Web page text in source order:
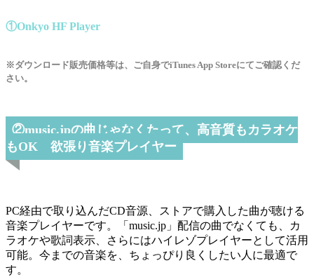
①Onkyo HF Player
※ダウンロード販売価格等は、ご自身でiTunes App Storeにてご確認くだ
さい。
②music.jpの曲じゃなくたって、高音質もカラオケ
もOK 欲張り音楽プレイヤー
PC経由で取り込んだCD音源、ストアで購入した曲が聴ける
音楽プレイヤーです。「music.jp」配信の曲でなくても、カ
ラオケや歌詞表示、さらにはハイレゾプレイヤーとして活用
可能。今までの音楽を、ちょっぴり良くしたい人に最適で
す。